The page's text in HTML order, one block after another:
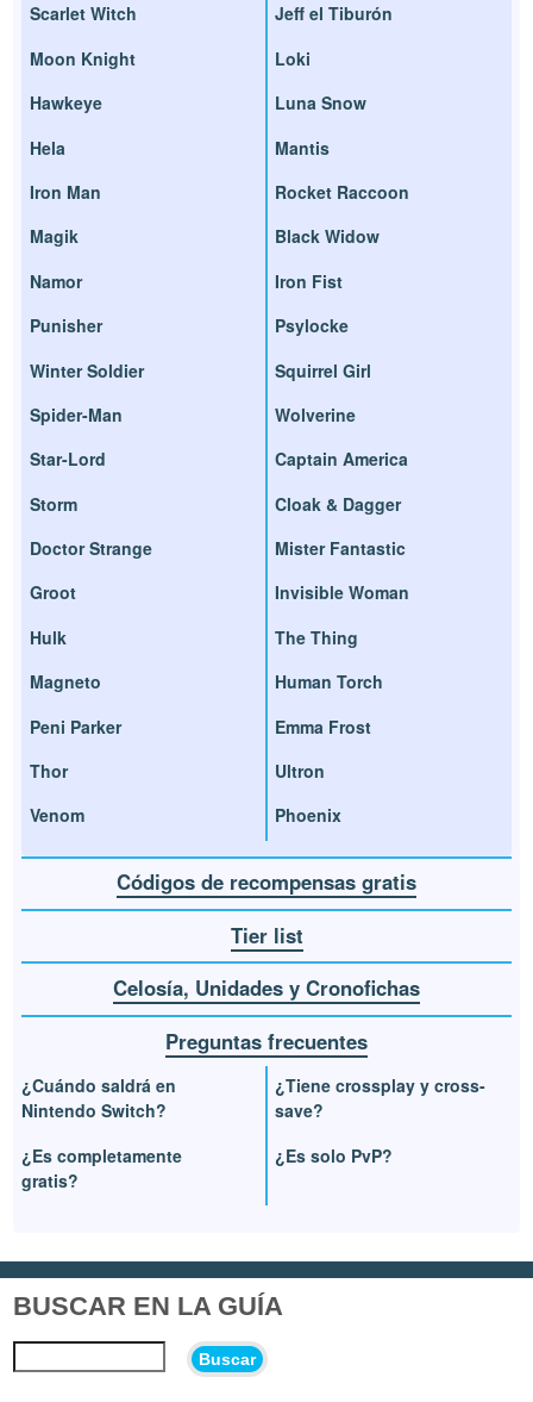
Scarlet Witch
Moon Knight
Hawkeye
Hela
Iron Man
Magik
Namor
Punisher
Winter Soldier
Spider-Man
Star-Lord
Storm
Doctor Strange
Groot
Hulk
Magneto
Peni Parker
Thor
Venom
Jeff el Tiburón
Loki
Luna Snow
Mantis
Rocket Raccoon
Black Widow
Iron Fist
Psylocke
Squirrel Girl
Wolverine
Captain America
Cloak & Dagger
Mister Fantastic
Invisible Woman
The Thing
Human Torch
Emma Frost
Ultron
Phoenix
Códigos de recompensas gratis
Tier list
Celosía, Unidades y Cronofichas
Preguntas frecuentes
¿Cuándo saldrá en
Nintendo Switch?
¿Es completamente
gratis?
¿Tiene crossplay y cross-
save?
¿Es solo PvP?
BUSCAR EN LA GUÍA
Buscar